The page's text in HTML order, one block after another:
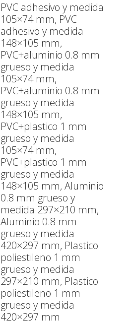
PVC adhesivo y medida
105×74 mm, PVC
adhesivo y medida
148×105 mm,
PVC+aluminio 0.8 mm
grueso y medida
105×74 mm,
PVC+aluminio 0.8 mm
grueso y medida
148×105 mm,
PVC+plastico 1 mm
grueso y medida
105×74 mm,
PVC+plastico 1 mm
grueso y medida
148×105 mm, Aluminio
0.8 mm grueso y
medida 297×210 mm,
Aluminio 0.8 mm
grueso y medida
420×297 mm, Plastico
poliestileno 1 mm
grueso y medida
297×210 mm, Plastico
poliestileno 1 mm
grueso y medida
420×297 mm